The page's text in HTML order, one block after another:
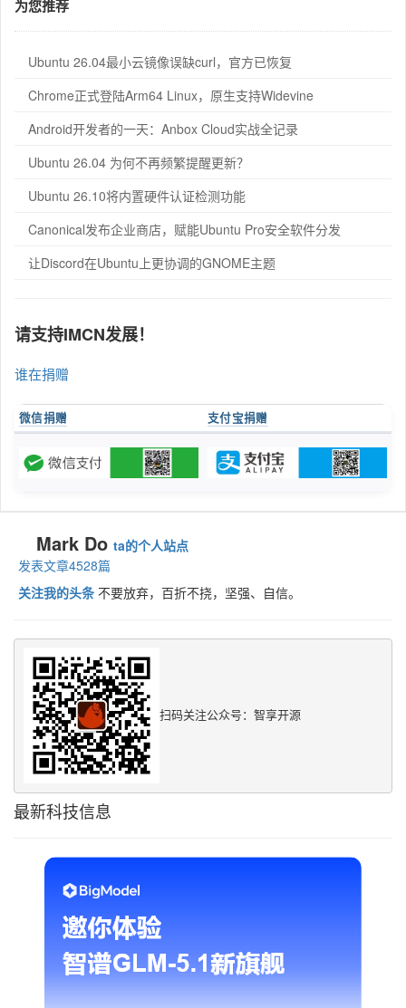
为您推荐
Ubuntu 26.04最小云镜像误缺curl，官方已恢复
Chrome正式登陆Arm64 Linux，原生支持Widevine
Android开发者的一天：Anbox Cloud实战全记录
Ubuntu 26.04 为何不再频繁提醒更新？
Ubuntu 26.10将内置硬件认证检测功能
Canonical发布企业商店，赋能Ubuntu Pro安全软件分发
让Discord在Ubuntu上更协调的GNOME主题
请支持IMCN发展！
谁在捐赠
微信捐赠 支付宝捐赠
Mark Do ta的个人站点
发表文章4528篇
关注我的头条 不要放弃，百折不挠，坚强、自信。
扫码关注公众号：智享开源
最新科技信息